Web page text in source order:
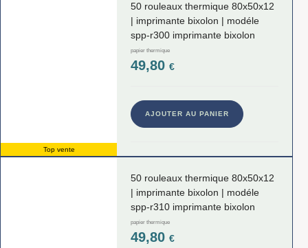
Top vente
50 rouleaux thermique 80x50x12
| imprimante bixolon | modéle
spp-r300 imprimante bixolon
papier thermique
49,80€
AJOUTER AU PANIER
50 rouleaux thermique 80x50x12
| imprimante bixolon | modéle
spp-r310 imprimante bixolon
papier thermique
49,80€